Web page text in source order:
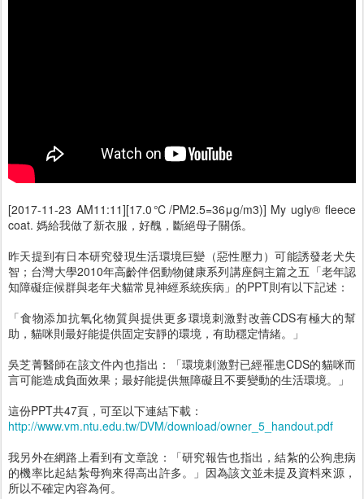
[2017-11-23 AM11:11][17.0℃/PM2.5=36μg/m3)] My ugly® fleece
coat. 媽給我做了新衣服，好醜，斷絕母子關係。
昨天提到有日本研究發現生活環境巨變（惡性壓力）可能誘發老犬失
智；台灣大學2010年高齡伴侶動物健康系列講座飼主篇之五「老年認
知障礙症候群與老年犬貓常見神經系統疾病」的PPT則有以下記述：
「食物添加抗氧化物質與提供更多環境刺激對改善CDS有極大的幫
助，貓咪則最好能提供固定安靜的環境，有助穩定情緒。」
吳芝菁醫師在該文件內也指出：「環境刺激對已經罹患CDS的貓咪而
言可能造成負面效果；最好能提供無障礙且不要變動的生活環境。」
這份PPT共47頁，可至以下連結下載：
http://www.vm.ntu.edu.tw/DVM/download/owner_5_handout.pdf
我另外在網路上看到有文章說：「研究報告也指出，結紮的公狗患病
的機率比起結紮母狗來得高出許多。」因為該文並未提及資料來源，
所以不確定內容為何。